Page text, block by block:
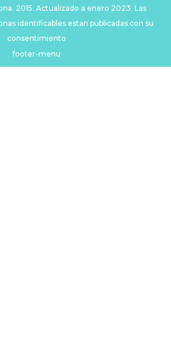
2015. Actualizado a enero 2023. Las
identificables estan publicadas con su
consentimiento
footer-menu